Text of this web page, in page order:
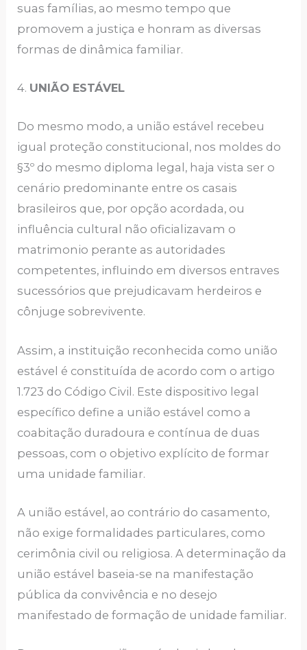
suas famílias, ao mesmo tempo que
promovem a justiça e honram as diversas
formas de dinâmica familiar.
4. UNIÃO ESTÁVEL
Do mesmo modo, a união estável recebeu
igual proteção constitucional, nos moldes do
§3º do mesmo diploma legal, haja vista ser o
cenário predominante entre os casais
brasileiros que, por opção acordada, ou
influência cultural não oficializavam o
matrimonio perante as autoridades
competentes, influindo em diversos entraves
sucessórios que prejudicavam herdeiros e
cônjuge sobrevivente.
Assim, a instituição reconhecida como união
estável é constituída de acordo com o artigo
1.723 do Código Civil. Este dispositivo legal
específico define a união estável como a
coabitação duradoura e contínua de duas
pessoas, com o objetivo explícito de formar
uma unidade familiar.
A união estável, ao contrário do casamento,
não exige formalidades particulares, como
cerimônia civil ou religiosa. A determinação da
união estável baseia-se na manifestação
pública da convivência e no desejo
manifestado de formação de unidade familiar.